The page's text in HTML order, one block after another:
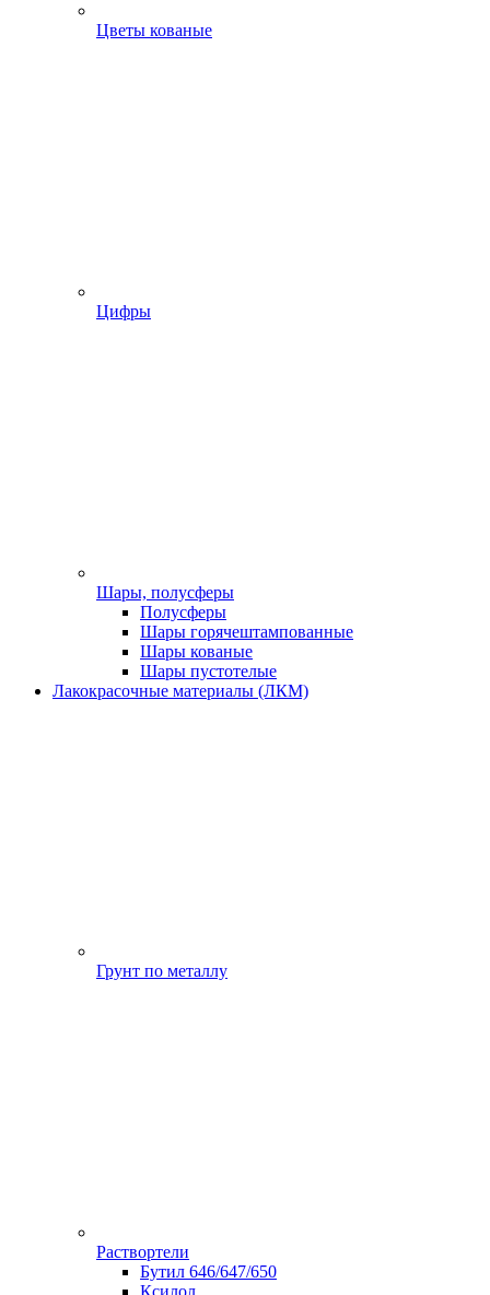
Цветы кованые
Цифры
Шары, полусферы
Полусферы
Шары горячештампованные
Шары кованые
Шары пустотелые
Лакокрасочные материалы (ЛКМ)
Грунт по металлу
Раствортели
Бутил 646/647/650
Ксилол